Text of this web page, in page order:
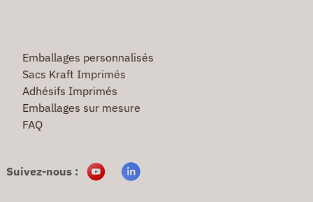
Emballages personnalisés
Sacs Kraft Imprimés
Adhésifs Imprimés
Emballages sur mesure
FAQ
Suivez-nous :